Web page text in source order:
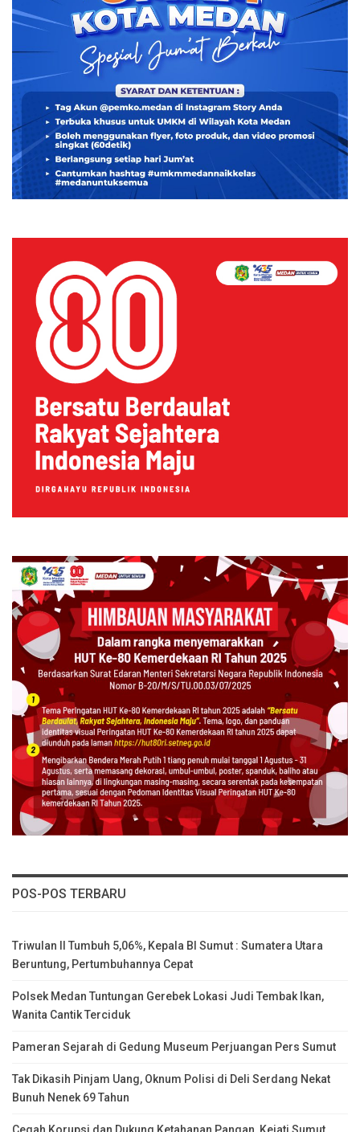
POS-POS TERBARU
Triwulan II Tumbuh 5,06%, Kepala BI Sumut : Sumatera Utara
Beruntung, Pertumbuhannya Cepat
Polsek Medan Tuntungan Gerebek Lokasi Judi Tembak Ikan,
Wanita Cantik Terciduk
Pameran Sejarah di Gedung Museum Perjuangan Pers Sumut
Tak Dikasih Pinjam Uang, Oknum Polisi di Deli Serdang Nekat
Bunuh Nenek 69 Tahun